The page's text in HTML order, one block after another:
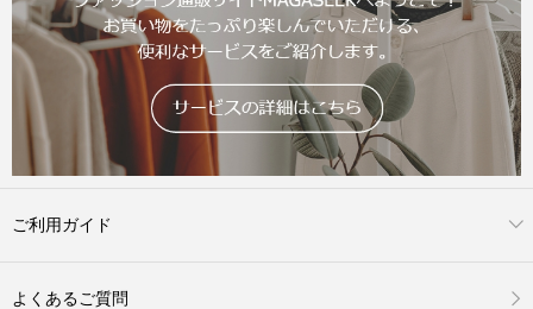
ご利用ガイド
よくあるご質問